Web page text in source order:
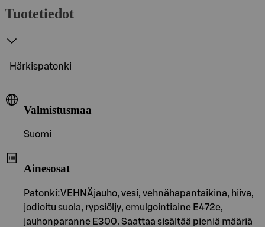
Tuotetiedot
Härkispatonki
Valmistusmaa
Suomi
Ainesosat
Patonki:VEHNÄjauho, vesi, vehnähapantaikina, hiiva,
jodioitu suola, rypsiöljy, emulgointiaine E472e,
jauhonparanne E300. Saattaa sisältää pieniä määriä